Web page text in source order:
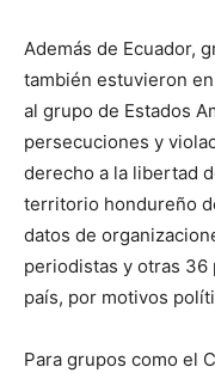
Además de Ecuador,
también estuvieron
al grupo de Estados
persecuciones y
derecho a la libertad
territorio hondureño
datos de
periodistas y otras 36
país, por motivos
Para grupos como el